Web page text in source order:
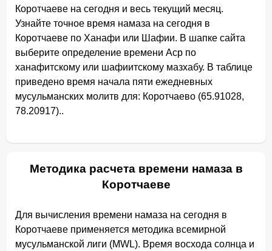
Коротчаеве на сегодня и весь текущий месяц.
Узнайте точное время намаза на сегодня в
Коротчаеве по Ханафи или Шафии. В шапке сайта
выберите определение времени Аср по
ханафитскому или шафиитскому мазхабу. В таблице
приведено время начала пяти ежедневных
мусульманских молитв для: Коротчаево (65.91028,
78.20917)..
Методика расчета времени намаза в
Коротчаеве
Для вычисления времени намаза на сегодня в
Коротчаеве применяется методика всемирной
мусульманской лиги (MWL). Время восхода солнца и